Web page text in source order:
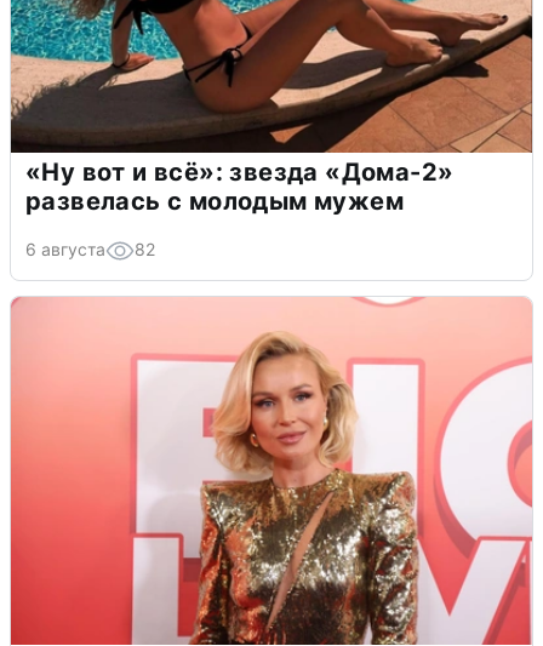
«Ну вот и всё»: звезда «Дома-2»
развелась с молодым мужем
6 августа 82